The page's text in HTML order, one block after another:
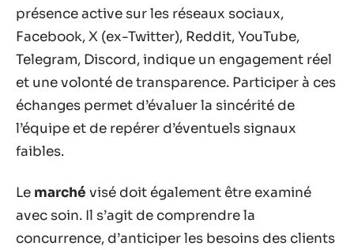
présence active sur les réseaux sociaux,
Facebook, X (ex-Twitter), Reddit, YouTube,
Telegram, Discord, indique un engagement réel
et une volonté de transparence. Participer à ces
échanges permet d’évaluer la sincérité de
l’équipe et de repérer d’éventuels signaux
faibles.
Le marché visé doit également être examiné
avec soin. Il s’agit de comprendre la
concurrence, d’anticiper les besoins des clients